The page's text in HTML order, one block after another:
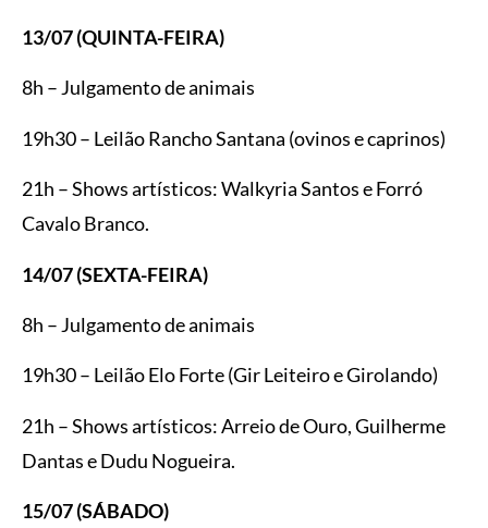
13/07 (QUINTA-FEIRA)
8h – Julgamento de animais
19h30 – Leilão Rancho Santana (ovinos e caprinos)
21h – Shows artísticos: Walkyria Santos e Forró
Cavalo Branco.
14/07 (SEXTA-FEIRA)
8h – Julgamento de animais
19h30 – Leilão Elo Forte (Gir Leiteiro e Girolando)
21h – Shows artísticos: Arreio de Ouro, Guilherme
Dantas e Dudu Nogueira.
15/07 (SÁBADO)